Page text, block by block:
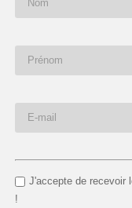
J'accepte de recevoir
!